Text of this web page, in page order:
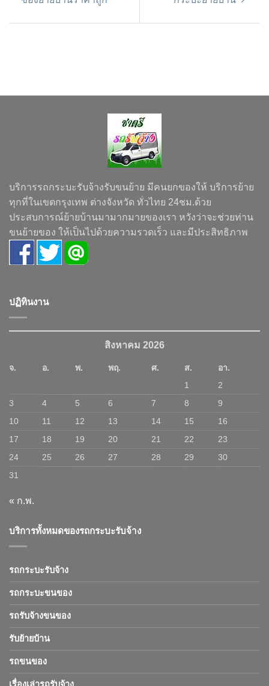
บริการรถกระบะรับจ้างรับขนย้าย มีคนยกของให้ บริการย้าย
ทุกที่ในเขตกรุงเทพ ต่างจังหวัด ทั่วไทย 24ชม.ด้วย
ประสบการณ์ย้ายบ้านมามากมายของเรา หวังว่าจะช่วยท่าน
ขนย้ายของ ให้เป็นไปด้วยความรวดเร็ว และมีประสิทธิภาพ
ปฏิทินงาน
สิงหาคม 2026
จ. อ. พ. พฤ. ศ. ส.
อา.
1
2
3
4 5 6 7 8
9
10
11 12 13 14 15
16
17
18 19 20 21 22
23
24
25 26 27 28 29
30
31
« ก.พ.
บริการทั้งหมดของรถกระบะรับจ้าง
รถกระบะรับจ้าง
รถกระบะขนของ
รถรับจ้างขนของ
รับย้ายบ้าน
รถขนของ